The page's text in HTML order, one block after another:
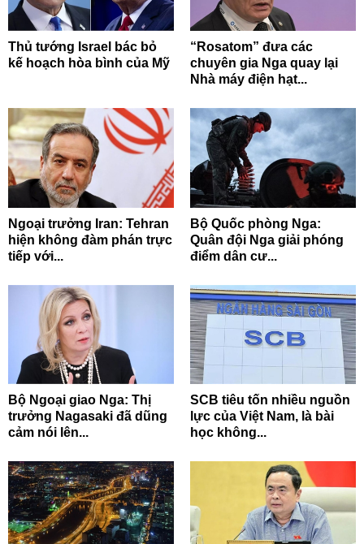
Thủ tướng Israel bác bỏ
kế hoạch hòa bình của Mỹ
“Rosatom” đưa các
chuyên gia Nga quay lại
Nhà máy điện hạt...
Ngoại trưởng Iran: Tehran
hiện không đàm phán trực
tiếp với...
Bộ Quốc phòng Nga:
Quân đội Nga giải phóng
điểm dân cư...
Bộ Ngoại giao Nga: Thị
trưởng Nagasaki đã dũng
cảm nói lên...
SCB tiêu tốn nhiều nguồn
lực của Việt Nam, là bài
học không...